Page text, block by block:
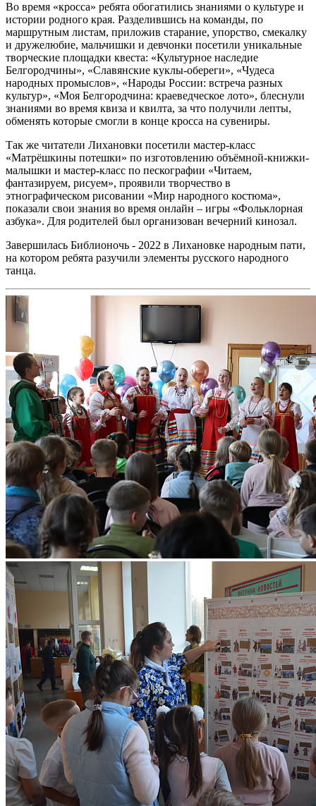
Во время «кросса» ребята обогатились знаниями о культуре и
истории родного края. Разделившись на команды, по
маршрутным листам, приложив старание, упорство, смекалку
и дружелюбие, мальчишки и девчонки посетили уникальные
творческие площадки квеста: «Культурное наследие
Белгородчины», «Славянские куклы-обереги», «Чудеса
народных промыслов», «Народы России: встреча разных
культур», «Моя Белгородчина: краеведческое лото», блеснули
знаниями во время квиза и квилта, за что получили лепты,
обменять которые смогли в конце кросса на сувениры.
Так же читатели Лихановки посетили мастер-класс
«Матрёшкины потешки» по изготовлению объёмной-книжки-
малышки и мастер-класс по пескографии «Читаем,
фантазируем, рисуем», проявили творчество в
этнографическом рисовании «Мир народного костюма»,
показали свои знания во время онлайн – игры «Фольклорная
азбука». Для родителей был организован вечерний кинозал.
Завершилась Библионочь - 2022 в Лихановке народным пати,
на котором ребята разучили элементы русского народного
танца.